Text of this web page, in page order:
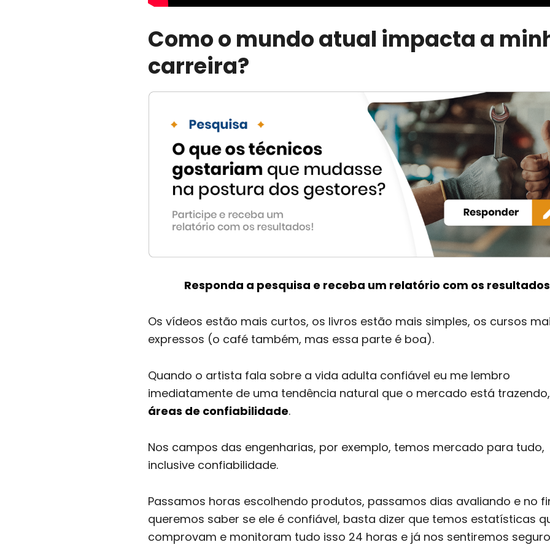
Como o mundo atual impacta a
carreira?
Responda a pesquisa e receba um relatório com os resultados
Os vídeos estão mais curtos, os livros estão mais simples, os cursos
expressos (o café também, mas essa parte é boa).
Quando o artista fala sobre a vida adulta confiável eu me lembro
imediatamente de uma tendência natural que o mercado está
áreas de confiabilidade.
Nos campos das engenharias, por exemplo, temos mercado para tudo,
inclusive confiabilidade.
Passamos horas escolhendo produtos, passamos dias avaliando e no
queremos saber se ele é confiável, basta dizer que temos estatísticas
comprovam e monitoram tudo isso 24 horas e já nos sentiremos